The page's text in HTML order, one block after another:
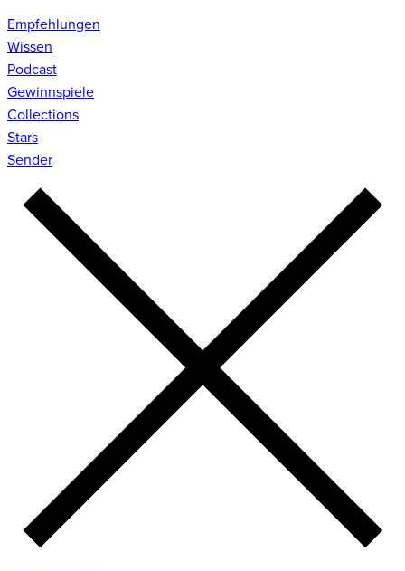
Empfehlungen
Wissen
Podcast
Gewinnspiele
Collections
Stars
Sender